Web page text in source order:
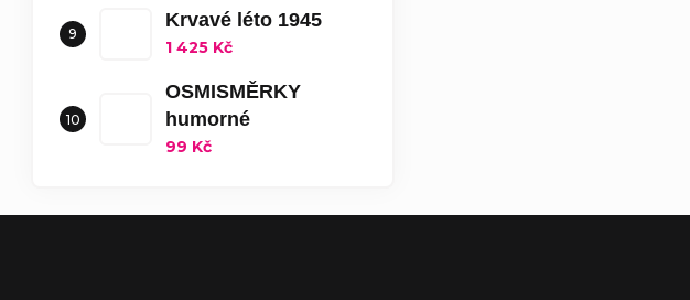
Krvavé léto 1945
1 425 Kč
OSMISMĚRKY
humorné
99 Kč